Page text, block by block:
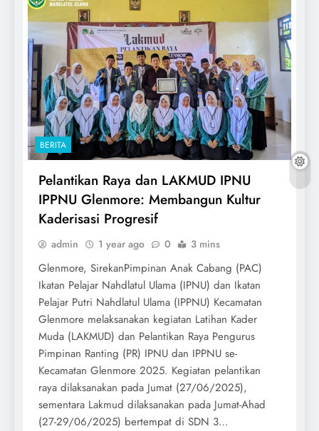
BERITA
Pelantikan Raya dan LAKMUD IPNU
IPPNU Glenmore: Membangun Kultur
Kaderisasi Progresif
admin 1 year ago 0 3 mins
Glenmore, SirekanPimpinan Anak Cabang (PAC)
Ikatan Pelajar Nahdlatul Ulama (IPNU) dan Ikatan
Pelajar Putri Nahdlatul Ulama (IPPNU) Kecamatan
Glenmore melaksanakan kegiatan Latihan Kader
Muda (LAKMUD) dan Pelantikan Raya Pengurus
Pimpinan Ranting (PR) IPNU dan IPPNU se-
Kecamatan Glenmore 2025. Kegiatan pelantikan
raya dilaksanakan pada Jumat (27/06/2025),
sementara Lakmud dilaksanakan pada Jumat-Ahad
(27-29/06/2025) bertempat di SDN 3…